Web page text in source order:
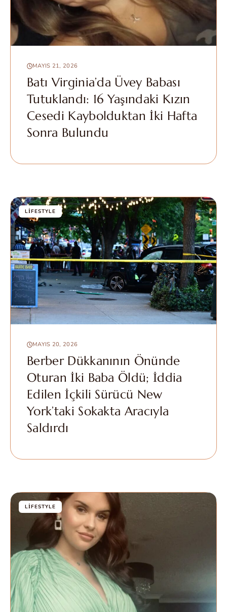
MAYIS 21, 2026
Batı Virginia’da Üvey Babası
Tutuklandı: 16 Yaşındaki Kızın
Cesedi Kaybolduktan İki Hafta
Sonra Bulundu
LIFESTYLE
MAYIS 20, 2026
Berber Dükkanının Önünde
Oturan İki Baba Öldü; İddia
Edilen İçkili Sürücü New
York’taki Sokakta Aracıyla
Saldırdı
LIFESTYLE